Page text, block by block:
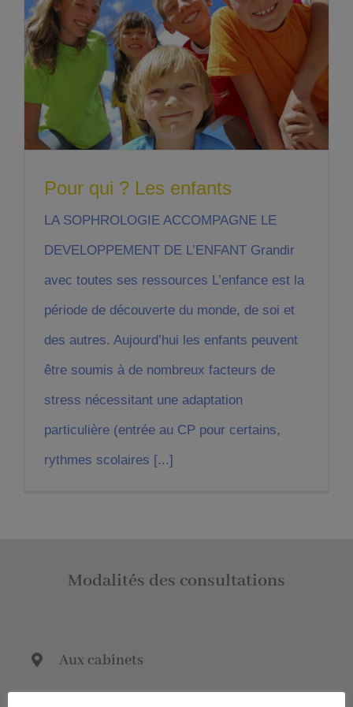
Pour qui ? Les enfants
LA SOPHROLOGIE ACCOMPAGNE LE
DEVELOPPEMENT DE L’ENFANT Grandir
avec toutes ses ressources L’enfance est la
période de découverte du monde, de soi et
des autres. Aujourd’hui les enfants peuvent
être soumis à de nombreux facteurs de
stress nécessitant une adaptation
particulière (entrée au CP pour certains,
rythmes scolaires [...]
Modalités des consultations
Aux cabinets